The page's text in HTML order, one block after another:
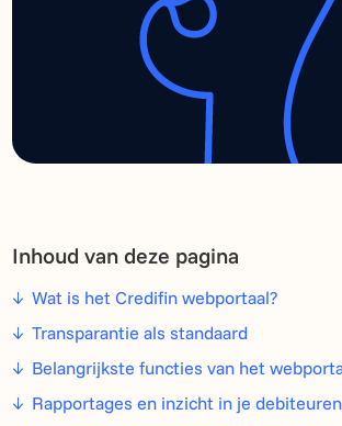
Inhoud van deze pagina
Wat is het Credifin webportaal?
Transparantie als standaard
Belangrijkste functies van het
Rapportages en inzicht in je debiteuren